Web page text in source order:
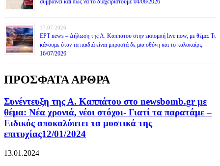
συμβαίνει και πώς να το διαχειριστούμε 04/08/2026
17.07.2026
ΕΡΤ news – Δήλωση της Α. Καππάτου στην εκπομπή live now, με θέμα: Τι
κάνουμε όταν τα παιδιά είναι μπροστά δε μια οθόνη και το καλοκαίρι;
16/07/2026
ΠΡΟΣΦΑΤΑ ΑΡΘΡΑ
Συνέντευξη της Α. Καππάτου στο newsbomb.gr με
θέμα: Νέα χρονιά, νέοι στόχοι- Γιατί τα παρατάμε –
Ειδικός αποκαλύπτει τα μυστικά της
επιτυχίας12/01/2024
13.01.2024